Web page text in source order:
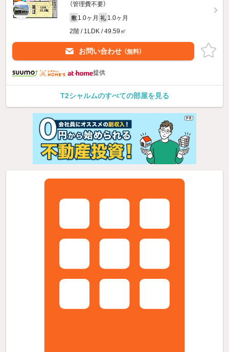
（管理費不要）
敷 1.0ヶ月 礼 1.0ヶ月
2階 / 1LDK / 49.59㎡
お問い合わせ （無料）
提供
T2シャルムのすべての部屋を見る